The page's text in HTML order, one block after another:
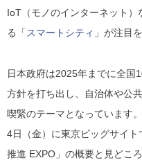
IoT（モノのインターネット
る「 スマートシティ 」が注目
日本政府は2025年までに全国
方針を打ち出し、自治体や公
喫緊のテーマとなっています
4日（金）に東京ビッグサイト
推進 EXPO」の概要と見どこ